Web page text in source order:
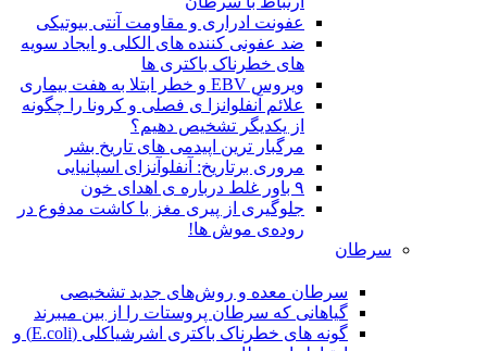
عفونت ادراری و مقاومت آنتی بیوتیکی
ضد عفونی کننده های الکلی و ایجاد سویه
های خطرناک باکتری ها
ویروس EBV و خطر ابتلا به هفت بیماری
علائم آنفلوانزا ی فصلی و کرونا را چگونه
از یکدیگر تشخیص دهیم؟
مرگبار ترین اپیدمی های تاریخ بشر
مروری برتاریخ: آنفلوآنزای اسپانیایی
۹ باور غلط درباره ی اهدای خون
جلوگیری از پیری مغز با کاشت مدفوع در
روده‌ی موش ها!
سرطان
سرطان معده و روش‌های جدید تشخیصی
گیاهانی که سرطان پروستات را از بین میبرند
گونه های خطرناک باکتری اشرشیاکلی (E.coli) و